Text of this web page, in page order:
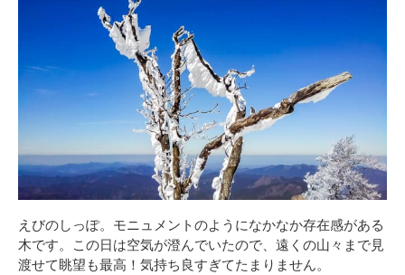
えびのしっぽ。モニュメントのようになかなか存在感がある
木です。この日は空気が澄んでいたので、遠くの山々まで見
渡せて眺望も最高！気持ち良すぎてたまりません。